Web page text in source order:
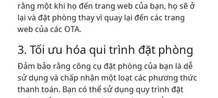
rằng một khi họ đến trang web của bạn, họ sẽ ở
lại và đặt phòng thay vì quay lại đến các trang
web của các OTA.
3. Tối ưu hóa qui trình đặt phòng
Đảm bảo rằng công cụ đặt phòng của bạn là dễ
sử dụng và chấp nhận một loạt các phương thức
thanh toán. Bạn có thể sử dụng quy trình đặt